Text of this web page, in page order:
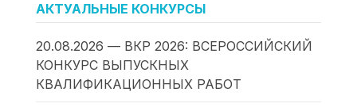
АКТУАЛЬНЫЕ КОНКУРСЫ
20.08.2026 — ВКР 2026: ВСЕРОССИЙСКИЙ
КОНКУРС ВЫПУСКНЫХ
КВАЛИФИКАЦИОННЫХ РАБОТ